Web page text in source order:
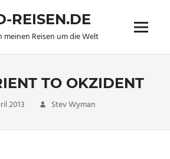
REISEN.DE
Reisen um die Welt Menü
TO OKZIDENT
2013 Stev Wyman
Travel